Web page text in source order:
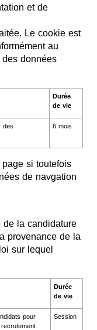
et de
Le cookie est
au
données
Durée
de vie
des
6 mois
si toutefois
de navgation
de la candidature
provenance de la
sur lequel
Durée
de vie
pour
Session